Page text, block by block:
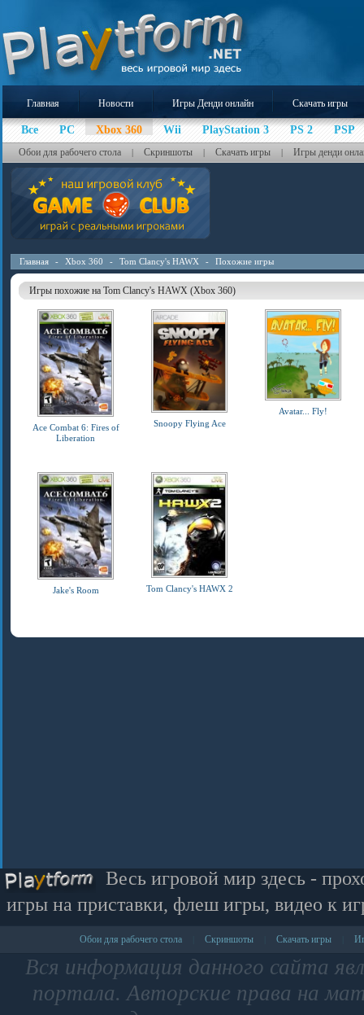
Главная Новости Игры Денди онлайн Скачать игры
Все PC Xbox 360 Wii PlayStation 3 PS 2 PSP
Обои для рабочего стола | Скриншоты | Скачать игры | Игры денди
Главная - Xbox 360 - Tom Clancy's HAWX - Похожие игры
Игры похожие на Tom Clancy's HAWX (Xbox 360)
Ace Combat 6: Fires of
Liberation
Snoopy Flying Ace
Avatar... Fly!
Jake's Room Tom Clancy's HAWX 2
Весь игровой мир здесь -
игры на приставки, флеш игры, видео к
Обои для рабочего стола Скриншоты Скачать игры
Вся информация данного сайта
портала. Авторские права на